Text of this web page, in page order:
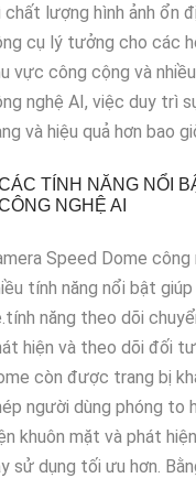
lượng hình ảnh ổn
cụ lý tưởng cho các
vực công cộng và
nghệ AI, việc duy trì
và hiệu quả hơn bao
TÍNH NĂNG NỔI
NGHỆ AI
Speed Dome
tính năng nổi bật
năng theo dõi
hiện và theo dõi đối
còn được trang bị
người dùng phóng to
khuôn mặt và phát
sử dụng tối ưu hơn.